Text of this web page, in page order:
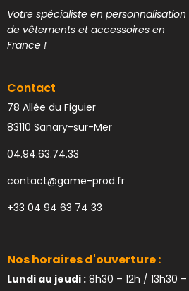
Votre spécialiste en personnalisation
de vêtements et accessoires en
France !
Contact
78 Allée du Figuier
83110 Sanary-sur-Mer
04.94.63.74.33
contact@game-prod.fr
+33 04 94 63 74 33
Nos horaires d'ouverture :
Lundi au jeudi : 8h30 – 12h / 13h30 –